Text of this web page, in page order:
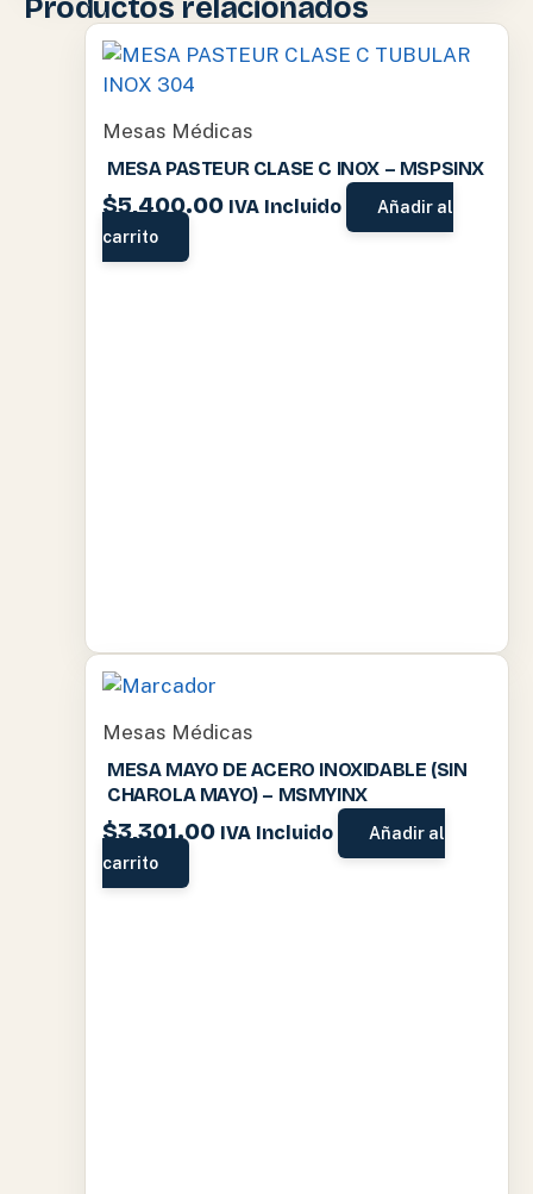
Productos relacionados
Mesas Médicas
MESA PASTEUR CLASE C INOX – MSPSINX
$5,400.00 IVA Incluido
Añadir al
carrito
Mesas Médicas
MESA MAYO DE ACERO INOXIDABLE (SIN
CHAROLA MAYO) – MSMYINX
$3,301.00 IVA Incluido
Añadir al
carrito